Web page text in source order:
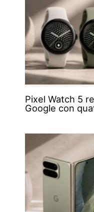
Pixel Watch 5
Google con